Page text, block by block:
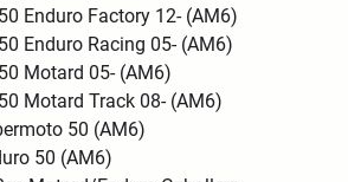
Enduro Factory 12- (AM6)
Enduro Racing 05- (AM6)
Motard 05- (AM6)
Motard Track 08- (AM6)
50 (AM6)
50 (AM6)